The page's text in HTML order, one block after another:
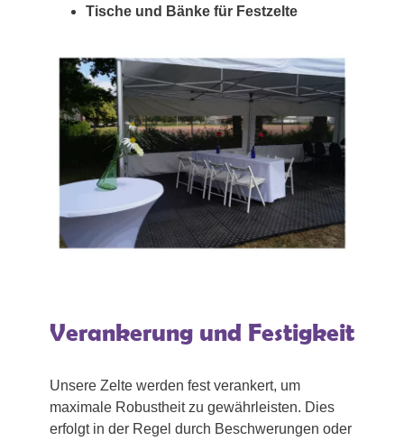
Tische und Bänke für Festzelte
Verankerung und Festigkeit
Unsere Zelte werden fest verankert, um
maximale Robustheit zu gewährleisten. Dies
erfolgt in der Regel durch Beschwerungen oder